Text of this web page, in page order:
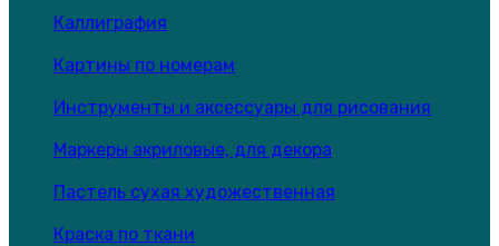
Каллиграфия
Картины по номерам
Инструменты и аксессуары для рисования
Маркеры акриловые, для декора
Пастель сухая художественная
Краска по ткани